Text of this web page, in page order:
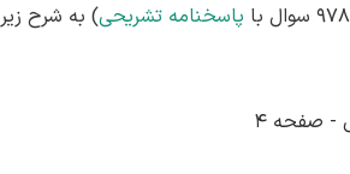
پاسخنامه تشریحی) به شرح